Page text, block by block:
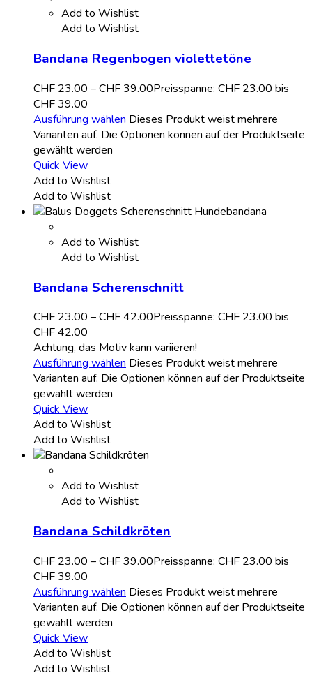
Add to Wishlist
Add to Wishlist
Bandana Regenbogen violettetöne
CHF 23.00 –CHF39.00Preisspanne: CHF 23.00 bis
CHF 39.00
Ausführung wählen Dieses Produkt weist mehrere
Varianten auf. Die Optionen können auf der Produktseite
gewählt werden
Quick View
Add to Wishlist
Add to Wishlist
Add to Wishlist
Add to Wishlist
Bandana Scherenschnitt
CHF 23.00 –CHF42.00Preisspanne: CHF 23.00 bis
CHF 42.00
Achtung, das Motiv kann variieren!
Ausführung wählen Dieses Produkt weist mehrere
Varianten auf. Die Optionen können auf der Produktseite
gewählt werden
Quick View
Add to Wishlist
Add to Wishlist
Add to Wishlist
Add to Wishlist
Bandana Schildkröten
CHF 23.00 –CHF39.00Preisspanne: CHF 23.00 bis
CHF 39.00
Ausführung wählen Dieses Produkt weist mehrere
Varianten auf. Die Optionen können auf der Produktseite
gewählt werden
Quick View
Add to Wishlist
Add to Wishlist